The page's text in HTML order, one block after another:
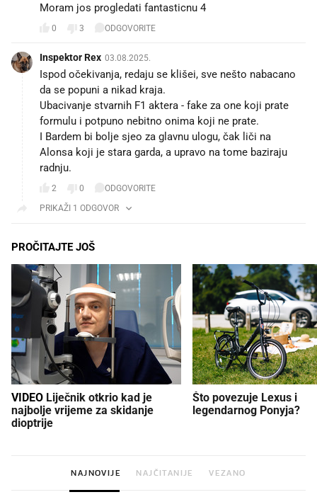
Moram jos progledati fantasticnu 4
0 3 ODGOVORITE
Inspektor Rex 03.08.2025.
Ispod očekivanja, redaju se klišei, sve nešto nabacano
da se popuni a nikad kraja.
Ubacivanje stvarnih F1 aktera - fake za one koji prate
formulu i potpuno nebitno onima koji ne prate.
I Bardem bi bolje sjeo za glavnu ulogu, čak liči na
Alonsa koji je stara garda, a upravo na tome baziraju
radnju.
2 0
ODGOVORITE
PRIKAŽI 1 ODGOVOR
PROČITAJTE JOŠ
VIDEO
najbolje vrijeme za skidanje
dioptrije
Što povezuje Lexus i
legendarnog Ponyja?
NAJNOVIJE NAJČITANIJE VEZANO